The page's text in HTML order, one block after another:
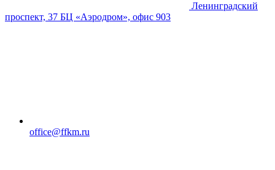
Ленинградский
проспект, 37 БЦ «Аэродром», офис 903
office@ffkm.ru